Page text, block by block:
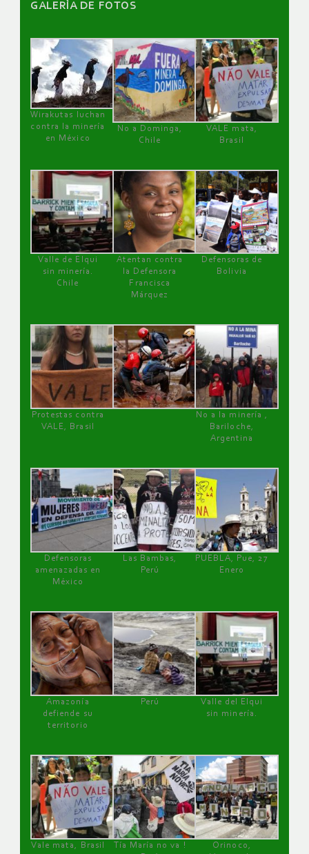
GALERÌA DE FOTOS
Wirakutas luchan
contra la minería
en México
No a Dominga,
Chile
VALE mata,
Brasil
Valle de Elqui
sin minería.
Chile
Atentan contra
la Defensora
Francisca
Márquez
Defensoras de
Bolivia
Protestas contra
VALE, Brasil
No a la minería ,
Bariloche,
Argentina
Defensoras
amenazadas en
México
Las Bambas,
Perú
PUEBLA, Pue, 27
Enero
Amazonía
defiende su
territorio
Perú
Valle del Elqui
sin minería.
Vale mata, Brasil
Tía María no va !
Orinoco,